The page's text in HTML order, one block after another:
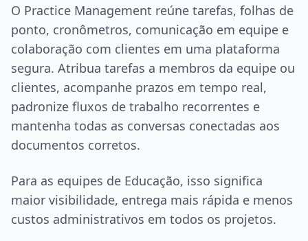
O Practice Management reúne tarefas, folhas de
ponto, cronômetros, comunicação em equipe e
colaboração com clientes em uma plataforma
segura. Atribua tarefas a membros da equipe ou
clientes, acompanhe prazos em tempo real,
padronize fluxos de trabalho recorrentes e
mantenha todas as conversas conectadas aos
documentos corretos.
Para as equipes de Educação, isso significa
maior visibilidade, entrega mais rápida e menos
custos administrativos em todos os projetos.